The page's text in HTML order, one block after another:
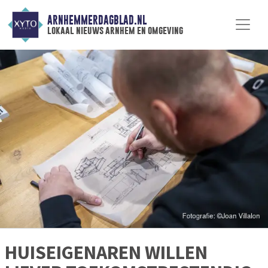
ARNHEMMERDAGBLAD.NL
lokaal nieuws arnhem en omgeving
HUISEIGENAREN WILLEN